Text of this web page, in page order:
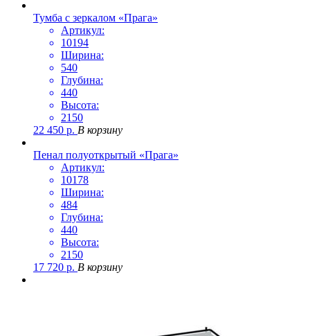
Тумба с зеркалом «Прага»
Артикул:
10194
Ширина:
540
Глубина:
440
Высота:
2150
22 450 р. В корзину
Пенал полуоткрытый «Прага»
Артикул:
10178
Ширина:
484
Глубина:
440
Высота:
2150
17 720 р. В корзину